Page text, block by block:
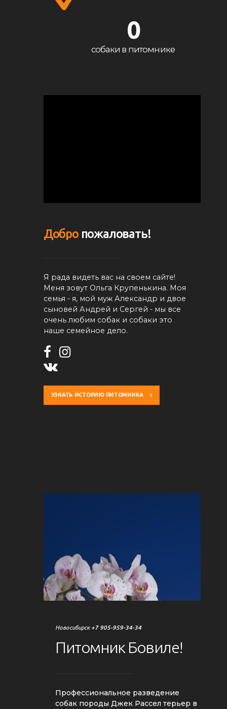
0
собаки в питомнике
Добропожаловать!
Я рада видеть вас на своем сайте!
Меня зовут Ольга Крупенькина. Моя
семья - я, мой муж Александр и двое
сыновей Андрей и Сергей - мы все
очень любим собак и собаки это
наше семейное дело.
УЗНАТЬ ИСТОРИЮ ПИТОМНИКА
Новосибирск +7 905-959-34-34
Питомник Бовиле!
Профессиональное разведение
собак породы Джек Рассел терьер в